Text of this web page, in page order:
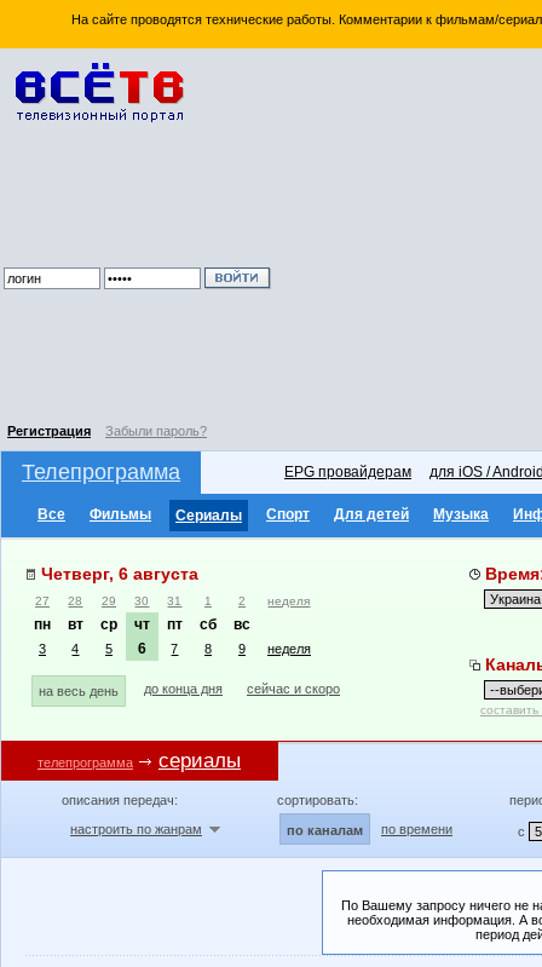
На сайте проводятся технические работы. Комментарии к фильмам/
Регистрация Забыли пароль?
Телепрограмма EPG провайдерам для iOS /
Все Фильмы Сериалы Спорт Для детей Музыка
Четверг, 6 августа
27 28 29 30 31 1 2 неделя
пн вт ср чт пт сб вс
3 4 5 6 7 8 9 неделя
на весь день до конца дня сейчас и скоро
телепрограмма сериалы
описания передач:
настроить по жанрам
сортировать:
по каналам по времени с
По Вашему запросу ничего не
необходимая информация. А
период